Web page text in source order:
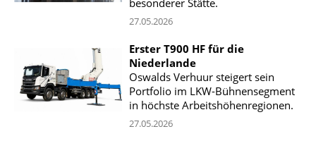
besonderer Stätte.
27.05.2026
Erster T900 HF für die
Niederlande
Oswalds Verhuur steigert sein
Portfolio im LKW-Bühnensegment
in höchste Arbeitshöhenregionen.
27.05.2026